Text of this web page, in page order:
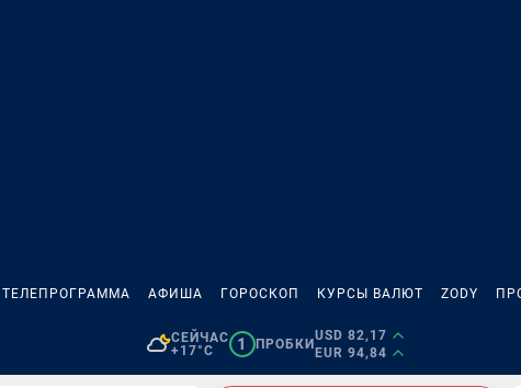
ТЕЛЕПРОГРАММА АФИША ГОРОСКОП КУРСЫ ВАЛЮТ ZODY
СЕЙЧАС
+17°C
1 ПРОБКИ
USD 82,17
EUR 94,84